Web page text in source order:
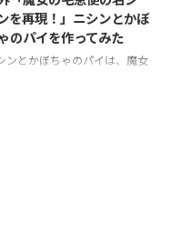
ートの「ソラノイロ」と、渋
「真武咲弥（しんぶさき
」です。 ラーメンは見た目
わらないため食べるまで少し
を再現！」ニシンとかぼ
のパイを作ってみた
ンとかぼちゃのパイは、魔女